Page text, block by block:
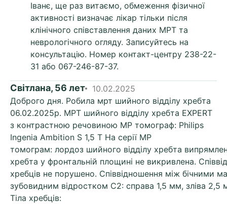
Іванє, ще раз витаємо, обмеження фізичної
активності визначає лікар тільки після
клінічного співставлення даних МРТ та
неврологічного огляду. Записуйтесь на
консультацію. Номер контакт-центру 238-22-
31 або 067-246-87-37.
Світлана, 56 лет
10.02.2025
Доброго дня. Робила мрт шийного відділу хребта
06.02.2025р. МРТ шийного відділу хребта EXPERT
з контрастною речовиною МР томограф: Philips
Ingenia Ambition S 1,5 Т На серії МР
томограм: лордоз шийного відділу хребта
хребта у фронтальній площині не викривлена.
хребців не порушено. Співвідношення між бічними
зубовидним відростком С2: справа 1,5 мм, зліва
Тіла хребців: